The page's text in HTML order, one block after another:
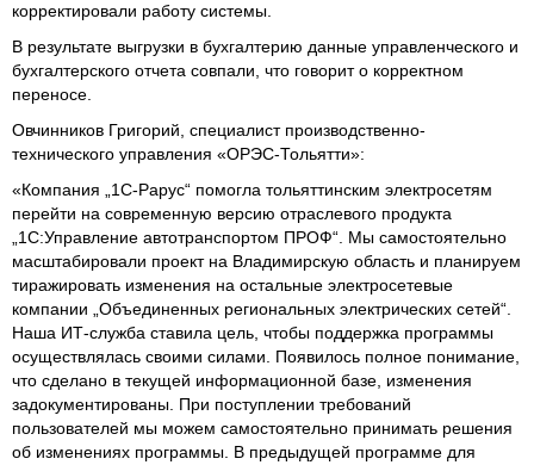
корректировали работу системы.
В результате выгрузки в бухгалтерию данные управленческого и
бухгалтерского отчета совпали, что говорит о корректном
переносе.
Овчинников Григорий, специалист производственно-
технического управления «ОРЭС-Тольятти»:
«Компания „1С‑Рарус“ помогла тольяттинским электросетям
перейти на современную версию отраслевого продукта
„1С:Управление автотранспортом ПРОФ“. Мы самостоятельно
масштабировали проект на Владимирскую область и планируем
тиражировать изменения на остальные электросетевые
компании „Объединенных региональных электрических сетей“.
Наша ИТ-служба ставила цель, чтобы поддержка программы
осуществлялась своими силами. Появилось полное понимание,
что сделано в текущей информационной базе, изменения
задокументированы. При поступлении требований
пользователей мы можем самостоятельно принимать решения
об изменениях программы. В предыдущей программе для